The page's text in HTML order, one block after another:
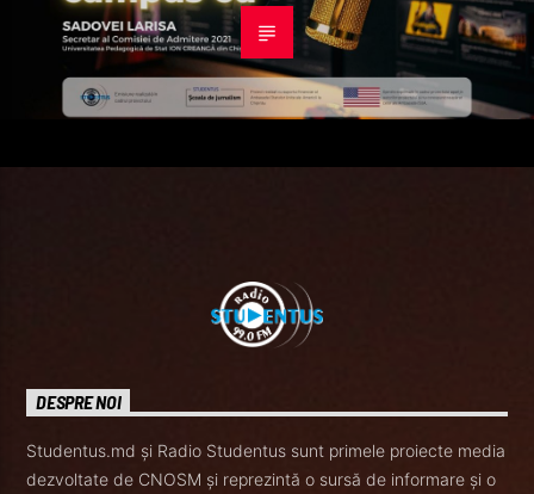
DESPRE NOI
Studentus.md și Radio Studentus sunt primele proiecte media
dezvoltate de CNOSM și reprezintă o sursă de informare și o